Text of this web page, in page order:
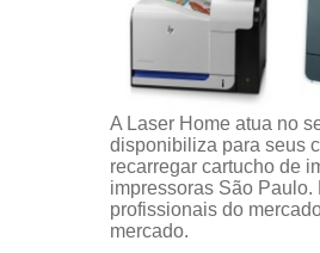
A Laser Home atua no
disponibiliza para seus
recarregar cartucho de
impressoras São
profissionais do
mercado.